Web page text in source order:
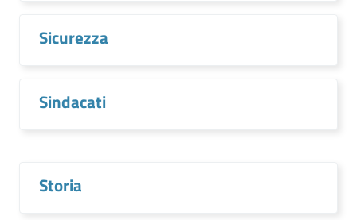
Sicurezza
Sindacati
Storia